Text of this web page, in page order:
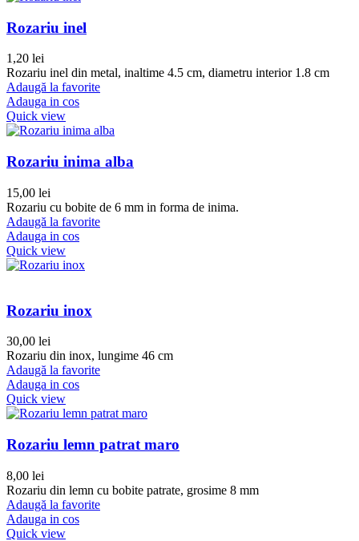
Rozariu inel
1,20 lei
Rozariu inel din metal, inaltime 4.5 cm, diametru interior 1.8 cm
Adaugă la favorite
Adauga in cos
Quick view
Rozariu inima alba
15,00 lei
Rozariu cu bobite de 6 mm in forma de inima.
Adaugă la favorite
Adauga in cos
Quick view
Rozariu inox
30,00 lei
Rozariu din inox, lungime 46 cm
Adaugă la favorite
Adauga in cos
Quick view
Rozariu lemn patrat maro
8,00 lei
Rozariu din lemn cu bobite patrate, grosime 8 mm
Adaugă la favorite
Adauga in cos
Quick view